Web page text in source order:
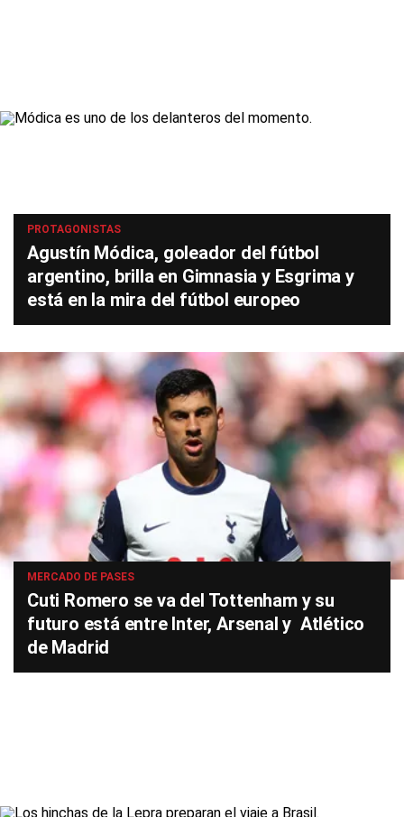
PROTAGONISTAS
Agustín Módica, goleador del fútbol
argentino, brilla en Gimnasia y Esgrima y
está en la mira del fútbol europeo
MERCADO DE PASES
Cuti Romero se va del Tottenham y su
futuro está entre Inter, Arsenal y Atlético
de Madrid